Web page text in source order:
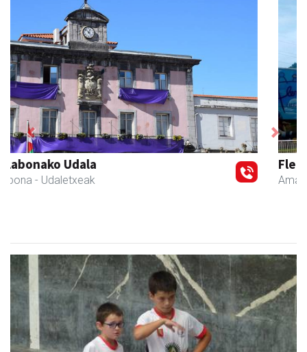
Fleming Herri Eskola
Amasa-Villabona - Hezkuntza
Previous Next